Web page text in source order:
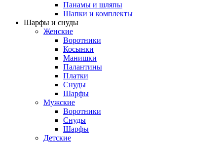
Панамы и шляпы
Шапки и комплекты
Шарфы и снуды
Женские
Воротники
Косынки
Манишки
Палантины
Платки
Снуды
Шарфы
Мужские
Воротники
Снуды
Шарфы
Детские